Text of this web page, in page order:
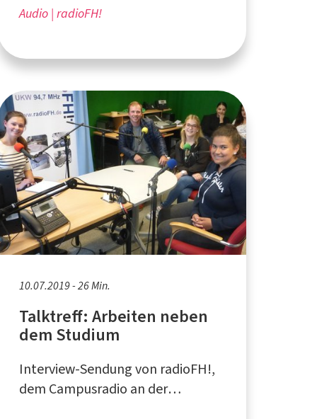
Audio radioFH!
10.07.2019 - 26 Min.
Talktreff: Arbeiten neben
dem Studium
Interview-Sendung von radioFH!,
dem Campusradio an der